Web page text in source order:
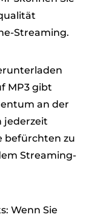
Streaming.
MP3 gibt
an der
jederzeit
befürchten zu
Streaming-
Wenn Sie